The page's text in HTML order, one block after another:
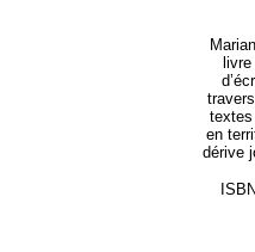
livre
en
dérive